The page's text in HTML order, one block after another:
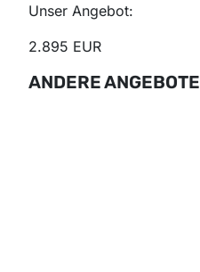
Unser Angebot:
2.895 EUR
ANDERE ANGEBOTE